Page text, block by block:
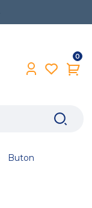
0
Buton